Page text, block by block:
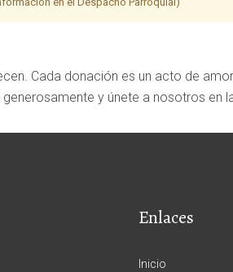
Cada donación es un acto de
y únete a nosotros en
Enlaces
Inicio